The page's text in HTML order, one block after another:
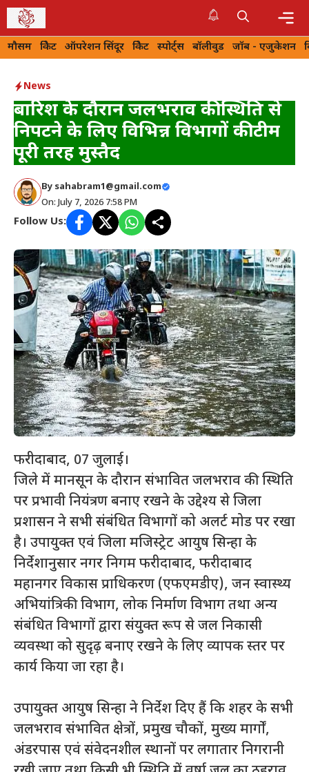
Skip
to
content
मौसम क्रिकेट ऑपरेशन सिंदूर क्रिकेट स्पोर्ट्स बॉलीवुड जॉब - एजुकेशन
News
बारिश के दौरान जलभराव की स्थिति से
निपटने के लिए विभिन्न विभागों की टीम
पूरी तरह मुस्तैद
By sahabram1@gmail.com
On: July 7, 2026 7:58 PM
Follow Us:
फरीदाबाद, 07 जुलाई।
जिले में मानसून के दौरान संभावित जलभराव की स्थिति
पर प्रभावी नियंत्रण बनाए रखने के उद्देश्य से जिला
प्रशासन ने सभी संबंधित विभागों को अलर्ट मोड पर रखा
है। उपायुक्त एवं जिला मजिस्ट्रेट आयुष सिन्हा के
निर्देशानुसार नगर निगम फरीदाबाद, फरीदाबाद
महानगर विकास प्राधिकरण (एफएमडीए), जन स्वास्थ्य
अभियांत्रिकी विभाग, लोक निर्माण विभाग तथा अन्य
संबंधित विभागों द्वारा संयुक्त रूप से जल निकासी
व्यवस्था को सुदृढ़ बनाए रखने के लिए व्यापक स्तर पर
कार्य किया जा रहा है।
उपायुक्त आयुष सिन्हा ने निर्देश दिए हैं कि शहर के सभी
जलभराव संभावित क्षेत्रों, प्रमुख चौकों, मुख्य मार्गों,
अंडरपास एवं संवेदनशील स्थानों पर लगातार निगरानी